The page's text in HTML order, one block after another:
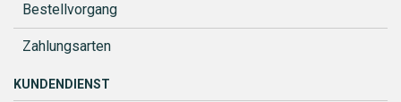
Bestellvorgang
Zahlungsarten
KUNDENDIENST